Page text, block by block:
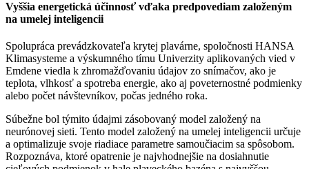
Vyššia energetická účinnosť vďaka predpovediam založeným
na umelej inteligencii
Spolupráca prevádzkovateľa krytej plavárne, spoločnosti HANSA
Klimasysteme a výskumného tímu Univerzity aplikovaných vied v
Emdene viedla k zhromažďovaniu údajov zo snímačov, ako je
teplota, vlhkosť a spotreba energie, ako aj poveternostné podmienky
alebo počet návštevníkov, počas jedného roka.
Súbežne bol týmito údajmi zásobovaný model založený na
neurónovej sieti. Tento model založený na umelej inteligencii určuje
a optimalizuje svoje riadiace parametre samoučiacim sa spôsobom.
Rozpoznáva, ktoré opatrenie je najvhodnejšie na dosiahnutie